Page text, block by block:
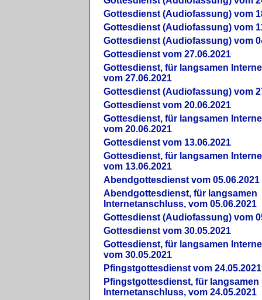
Gottesdienst (Audiofassung) vom
Gottesdienst (Audiofassung) vom
Gottesdienst (Audiofassung) vom
Gottesdienst vom 27.06.2021
Gottesdienst, für langsamen
vom 27.06.2021
Gottesdienst (Audiofassung) vom
Gottesdienst vom 20.06.2021
Gottesdienst, für langsamen
vom 20.06.2021
Gottesdienst vom 13.06.2021
Gottesdienst, für langsamen
vom 13.06.2021
Abendgottesdienst vom 05.06.2021
Abendgottesdienst, für langsamen
Internetanschluss, vom 05.06.2021
Gottesdienst (Audiofassung) vom
Gottesdienst vom 30.05.2021
Gottesdienst, für langsamen
vom 30.05.2021
Pfingstgottesdienst vom 24.05.2021
Pfingstgottesdienst, für langsamen
Internetanschluss, vom 24.05.2021